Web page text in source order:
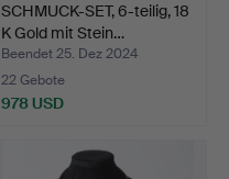
SCHMUCK-SET, 6-teilig, 18
K Gold mit Stein…
Beendet 25. Dez 2024
22 Gebote
978 USD